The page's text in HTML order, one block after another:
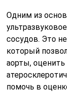
Одним из
сосудов. Это
который
аорты,
помочь в